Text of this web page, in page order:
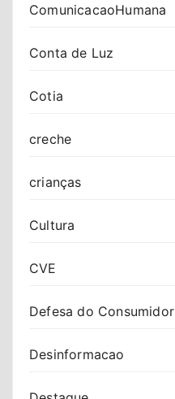
ComunicacaoHumana
Conta de Luz
Cotia
creche
crianças
Cultura
CVE
Defesa do Consumidor
Desinformacao